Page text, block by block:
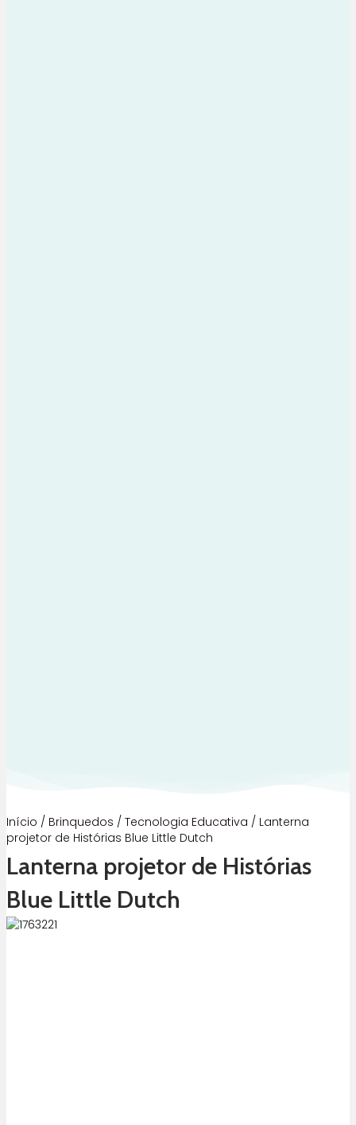
Início / Brinquedos / Tecnologia Educativa / Lanterna
projetor de Histórias Blue Little Dutch
Lanterna projetor de Histórias
Blue Little Dutch